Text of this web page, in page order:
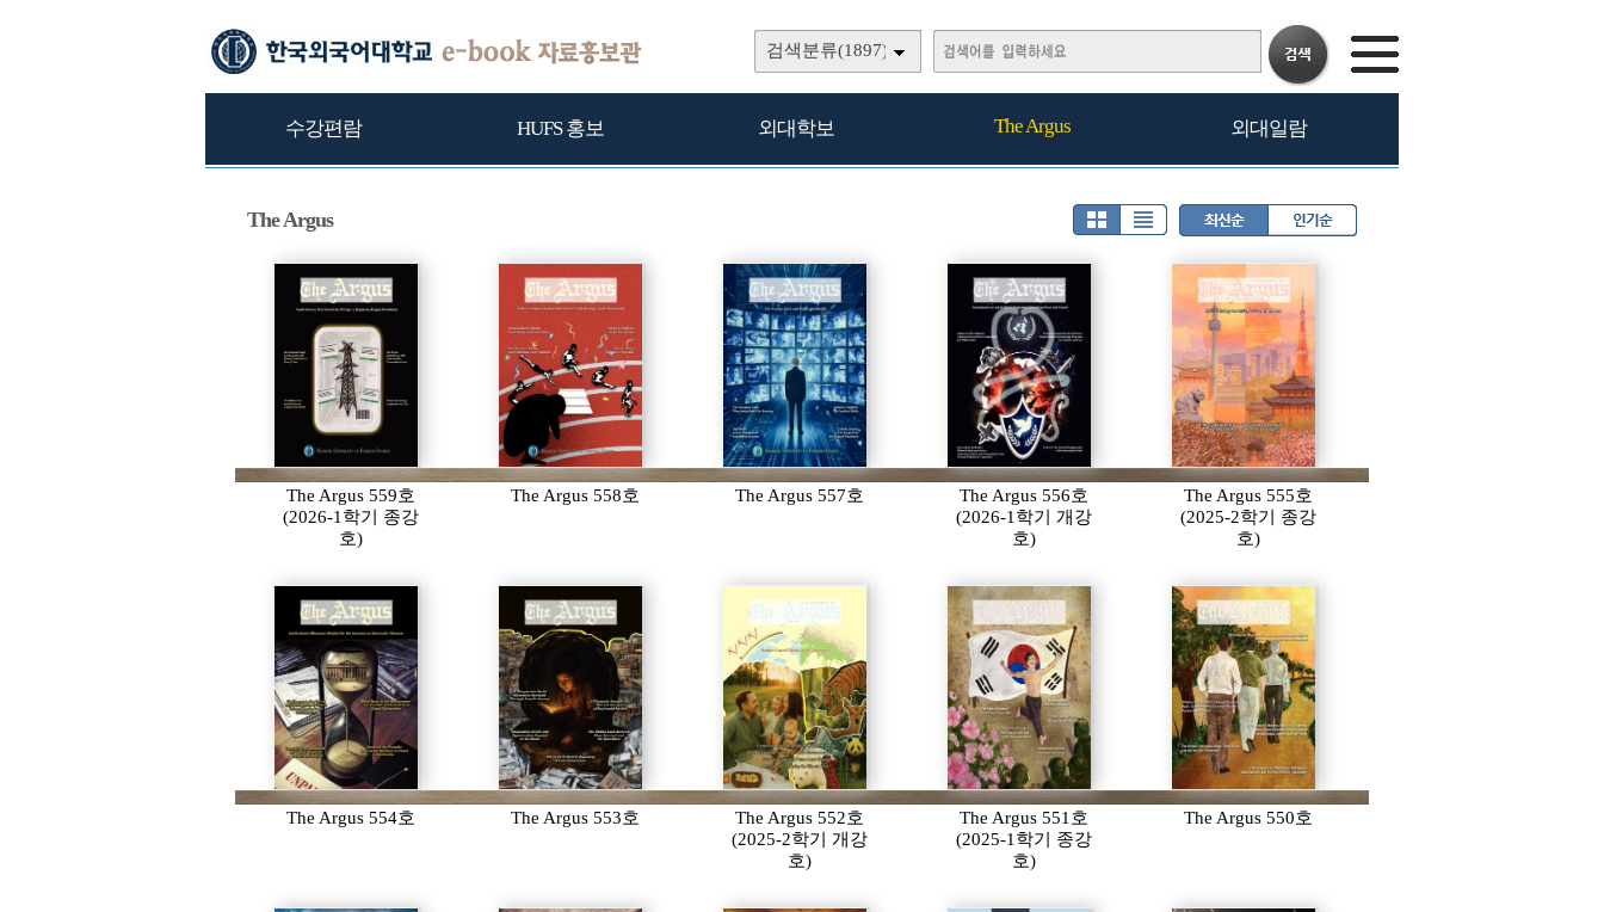
검색분류(1897)
수강편람 HUFS 홍보 외대학보 The Argus 외대일람
The Argus
The Argus 559호
(2026-1학기 종강
호)
The Argus 558호 The Argus 557호
The Argus 556호
(2026-1학기 개강
호)
The Argus 555호
(2025-2학기 종강
호)
The Argus 554호 The Argus 553호
The Argus 552호
(2025-2학기 개강
호)
The Argus 551호
(2025-1학기 종강
호)
The Argus 550호